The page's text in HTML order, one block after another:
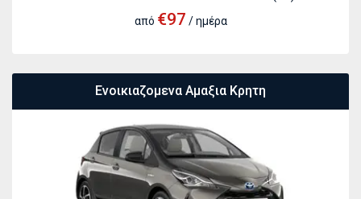
από €97 / ημέρα
Ενοικιαζομενα Αμαξια Κρητη